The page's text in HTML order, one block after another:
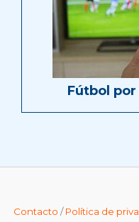
Fútbol
Contacto /Política de